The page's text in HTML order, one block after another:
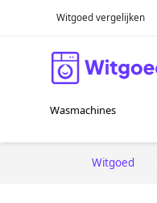
Witgoed vergelijken
Wasmachines
Witgoed